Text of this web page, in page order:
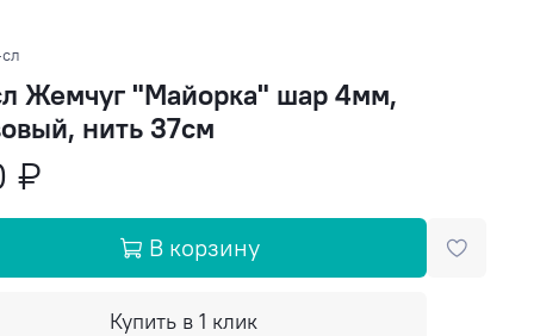
Жемчуг "Майорка" шар 4мм,
нить 37см
₽
В корзину
Купить в 1 клик